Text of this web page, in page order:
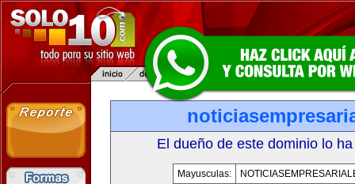
El dueño de este dominio lo
Mayusculas: